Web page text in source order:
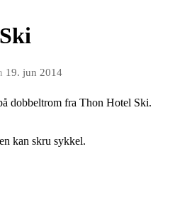
19. jun 2014
dobbeltrom fra Thon Hotel Ski.
kan skru sykkel.